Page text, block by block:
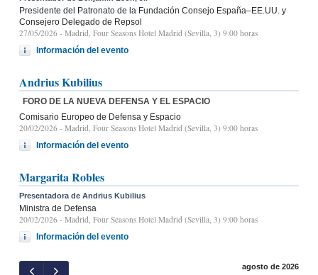
Presidente del Patronato de la Fundación Consejo España–EE.UU. y
Consejero Delegado de Repsol
27/05/2026 - Madrid, Four Seasons Hotel Madrid (Sevilla, 3) 9.00 horas
Información del evento
Andrius Kubilius
FORO DE LA NUEVA DEFENSA Y EL ESPACIO
Comisario Europeo de Defensa y Espacio
20/02/2026 - Madrid, Four Seasons Hotel Madrid (Sevilla, 3) 9:00 horas
Información del evento
Margarita Robles
Presentadora de Andrius Kubilius
Ministra de Defensa
20/02/2026 - Madrid, Four Seasons Hotel Madrid (Sevilla, 3) 9:00 horas
Información del evento
agosto de 2026